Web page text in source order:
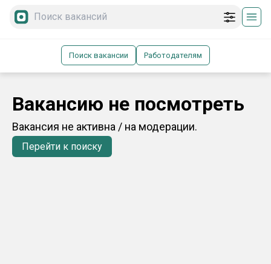
Поиск вакансии Работодателям
Вакансию не посмотреть
Вакансия не активна / на модерации.
Перейти к поиску